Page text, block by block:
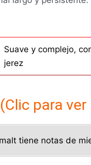
Suave y complejo,
jerez
para
tiene notas de